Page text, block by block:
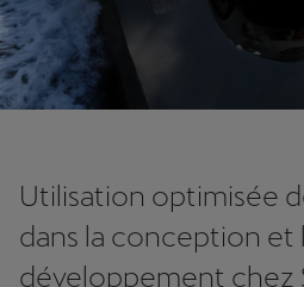
Utilisation optimisée
dans la conception et
développement chez